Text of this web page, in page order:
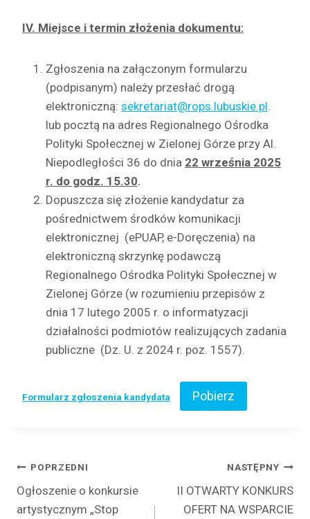
IV. Miejsce i termin złożenia dokumentu:
Zgłoszenia na załączonym formularzu
(podpisanym) należy przesłać drogą
elektroniczną: sekretariat@rops.lubuskie.pl.
lub pocztą na adres Regionalnego Ośrodka
Polityki Społecznej w Zielonej Górze przy Al.
Niepodległości 36 do dnia 22 września 2025
r. do godz. 15.30.
Dopuszcza się złożenie kandydatur za
pośrednictwem środków komunikacji
elektronicznej (ePUAP, e-Doręczenia) na
elektroniczną skrzynkę podawczą
Regionalnego Ośrodka Polityki Społecznej w
Zielonej Górze (w rozumieniu przepisów z
dnia 17 lutego 2005 r. o informatyzacji
działalności podmiotów realizujących zadania
publiczne (Dz. U. z 2024 r. poz. 1557).
Formularz zgłoszenia kandydata Pobierz
Nawigacja
wpisu
POPRZEDNI
Ogłoszenie o konkursie
artystycznym „Stop
NASTĘPNY
II OTWARTY KONKURS
OFERT NA WSPARCIE